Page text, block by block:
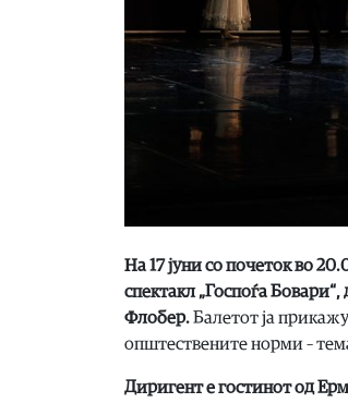
На17јунисо почеток во
спектакл„Госпоѓа
Флобер.Балетот ја
општествените норми –
Диригент егостинот од